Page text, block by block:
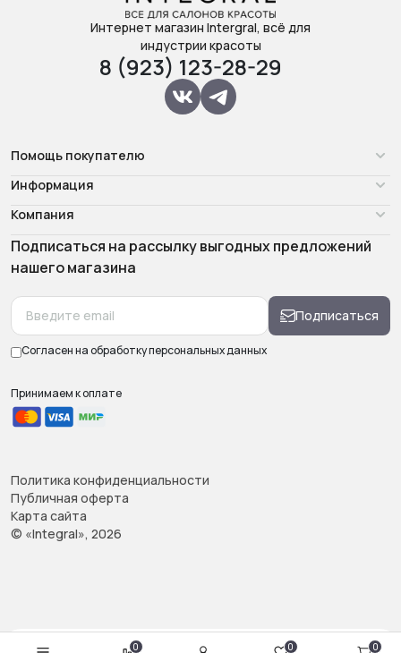
0 0 0
Интернет магазин Intergral, всё для
индустрии красоты
8 (923) 123-28-29
Помощь покупателю
Информация
Компания
Подписаться на рассылку выгодных предложений
нашего магазина
Подписаться
Согласен на обработкуперсональных данных
Принимаем к оплате
Политика конфиденциальности
Публичная оферта
Карта сайта
© «Integral», 2026